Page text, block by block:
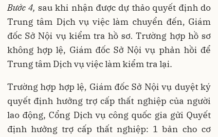
Bước 4, sau khi nhận được dự thảo quyết định do
Trung tâm Dịch vụ việc làm chuyển đến, Giám
đốc Sở Nội vụ kiểm tra hồ sơ. Trường hợp hồ sơ
không hợp lệ, Giám đốc Sở Nội vụ phản hồi để
Trung tâm Dịch vụ việc làm kiểm tra lại.
Trường hợp hợp lệ, Giám đốc Sở Nội vụ duyệt ký
quyết định hưởng trợ cấp thất nghiệp của người
lao động, Cổng Dịch vụ công quốc gia gửi Quyết
định hưởng trợ cấp thất nghiệp: 1 bản cho cơ